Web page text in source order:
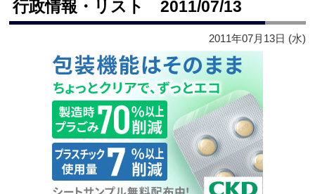
行政情報・リスト 2011/07/13
2011年07月13日 (水)